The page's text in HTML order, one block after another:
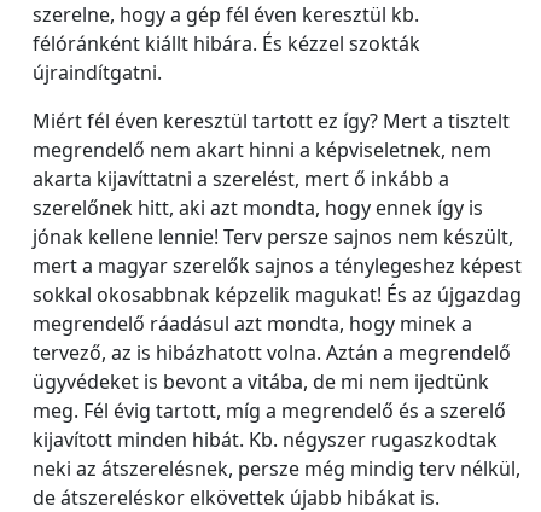
szerelne, hogy a gép fél éven keresztül kb.
félóránként kiállt hibára. És kézzel szokták
újraindítgatni.
Miért fél éven keresztül tartott ez így? Mert a tisztelt
megrendelő nem akart hinni a képviseletnek, nem
akarta kijavíttatni a szerelést, mert ő inkább a
szerelőnek hitt, aki azt mondta, hogy ennek így is
jónak kellene lennie! Terv persze sajnos nem készült,
mert a magyar szerelők sajnos a ténylegeshez képest
sokkal okosabbnak képzelik magukat! És az újgazdag
megrendelő ráadásul azt mondta, hogy minek a
tervező, az is hibázhatott volna. Aztán a megrendelő
ügyvédeket is bevont a vitába, de mi nem ijedtünk
meg. Fél évig tartott, míg a megrendelő és a szerelő
kijavított minden hibát. Kb. négyszer rugaszkodtak
neki az átszerelésnek, persze még mindig terv nélkül,
de átszereléskor elkövettek újabb hibákat is.